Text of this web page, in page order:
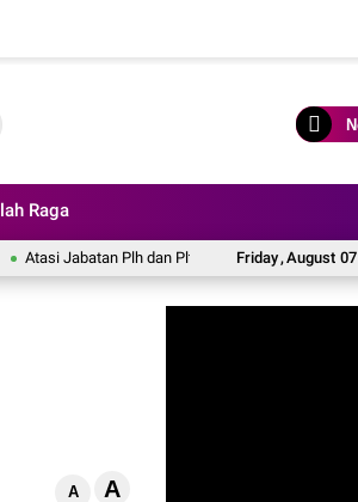
Raga
Friday,August 07
Plh dan Plt Menahun, Dewan Pendidikan
A A